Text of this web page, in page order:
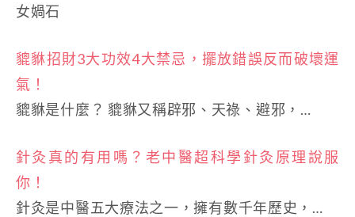
女媧石
貔貅招財3大功效4大禁忌，擺放錯誤反而破壞運
氣！
貔貅是什麼？ 貔貅又稱辟邪、天祿、避邪，…
針灸真的有用嗎？老中醫超科學針灸原理說服
你！
針灸是中醫五大療法之一，擁有數千年歷史，…